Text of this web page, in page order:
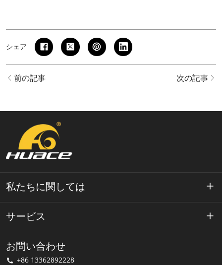
シェア
前の記事 次の記事
私たちに関しては
ワエースについて
解決
サービス
プライバシーポリシー
お問い合わせ
+86 13362892228